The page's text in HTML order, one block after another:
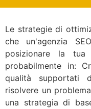
Le strategie di
che un'agenzia
posizionare la tua
probabilmente in:
qualità supportati
risolvere un
una strategia di